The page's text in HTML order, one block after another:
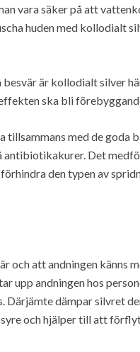
vara säker på att
huden med kollodialt
är kollodialt silver
ska bli
tillsammans med de goda
antibiotikakurer. Det
den typen av
och att andningen känns
upp andningen hos
dämpar silvret
och hjälper till att